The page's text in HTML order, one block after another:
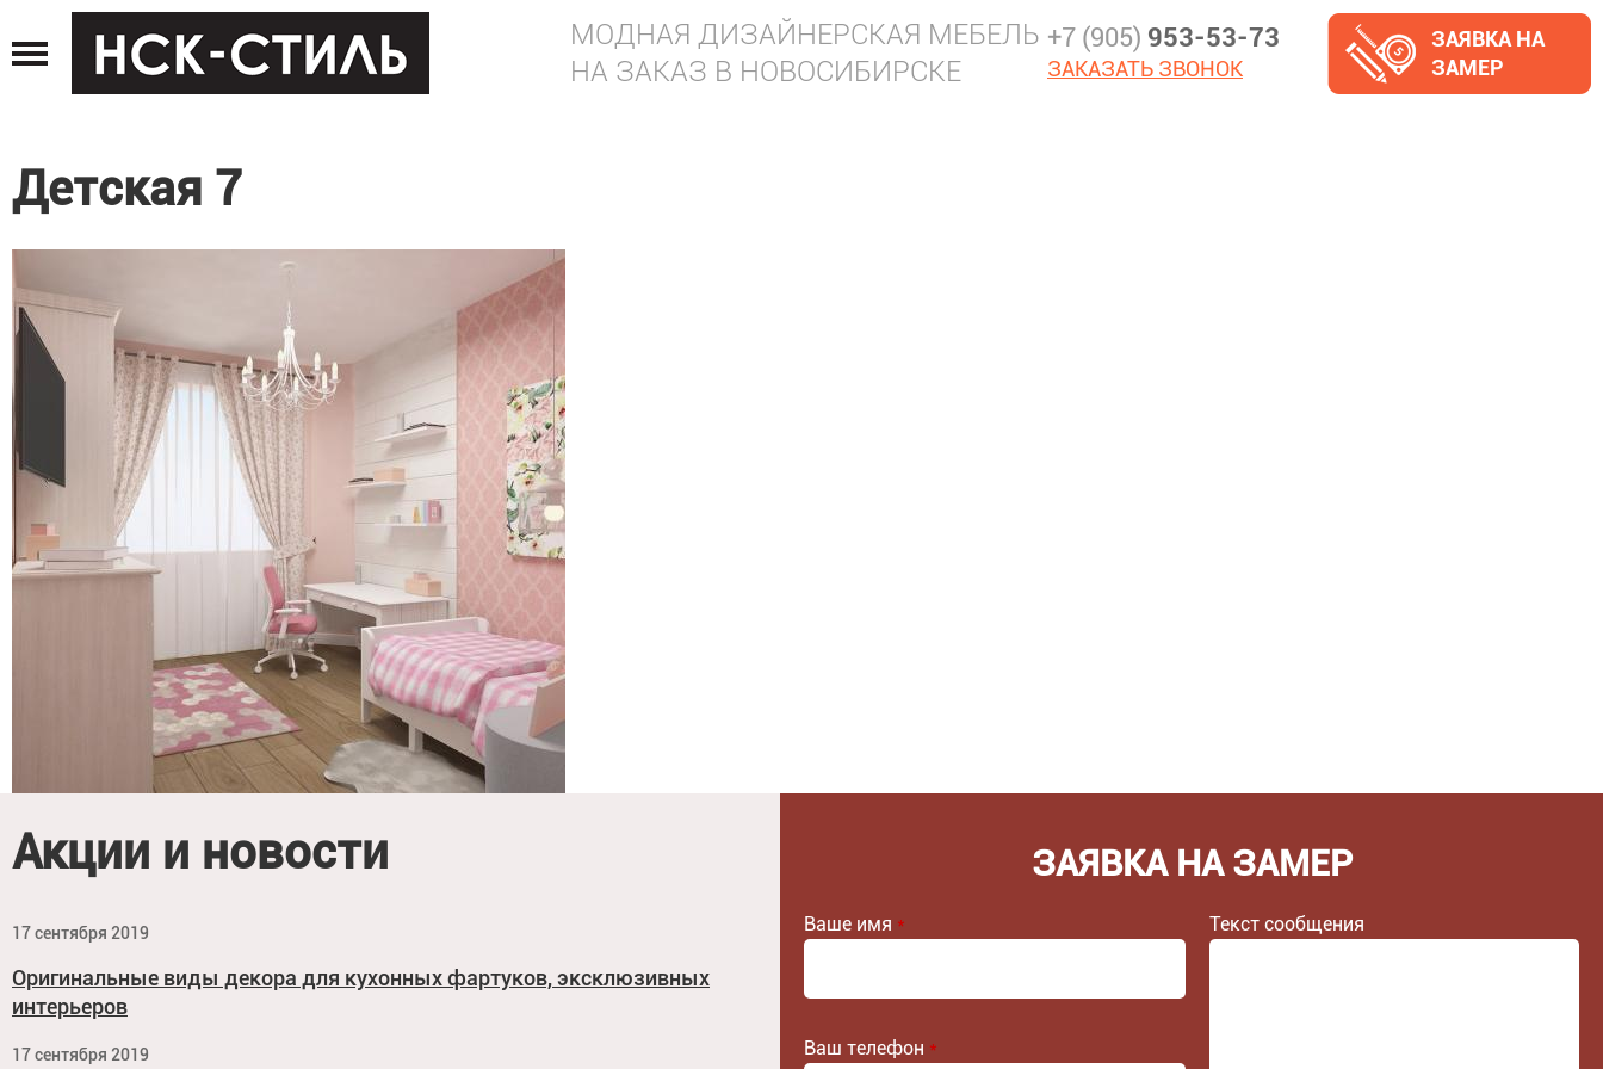
to
navigation
МОДНАЯ ДИЗАЙНЕРСКАЯ МЕБЕЛЬ
НА ЗАКАЗ В НОВОСИБИРСКЕ
+7 (905) 953-53-73
ЗАКАЗАТЬ ЗВОНОК
ЗАЯВКА НА
ЗАМЕР
Детская 7
Акции и новости
17 сентября 2019
Оригинальные виды декора для кухонных фартуков, эксклюзивных
интерьеров
17 сентября 2019
ЗАЯВКА НА ЗАМЕР
Ваше имя *
Ваш телефон *
Текст сообщения